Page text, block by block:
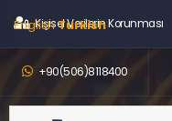
Kişisel Verilerin Korunması
+90(506)8118400
EnglishTurkish